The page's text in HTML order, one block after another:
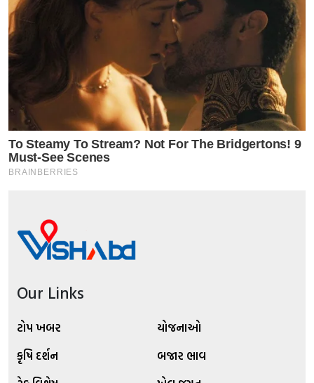
Our Links
ટોપ ખબર
યોજનાઓ
કૃષિ દર્શન
બજાર ભાવ